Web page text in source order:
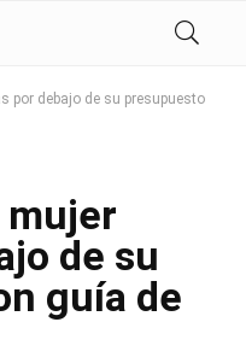
por debajo de su presupuesto
mujer
de su
guía de